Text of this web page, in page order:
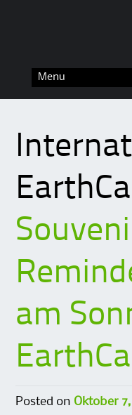
am
Posted on Oktober 7,